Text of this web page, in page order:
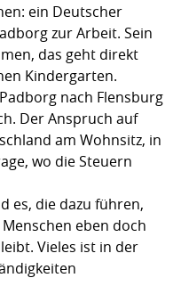
ein Deutscher
zur Arbeit. Sein
das geht direkt
Kindergarten.
nach Flensburg
Der Anspruch auf
am Wohnsitz, in
wo die Steuern
es, die dazu führen,
eben doch
Vieles ist in der